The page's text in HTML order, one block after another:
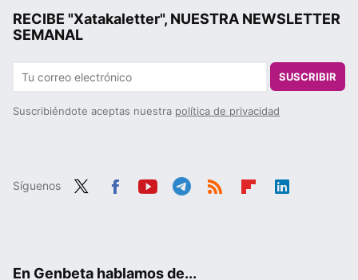
RECIBE "Xatakaletter", NUESTRA NEWSLETTER
SEMANAL
SUSCRIBIR
Suscribiéndote aceptas nuestra política de privacidad
Síguenos
En Genbeta hablamos de...